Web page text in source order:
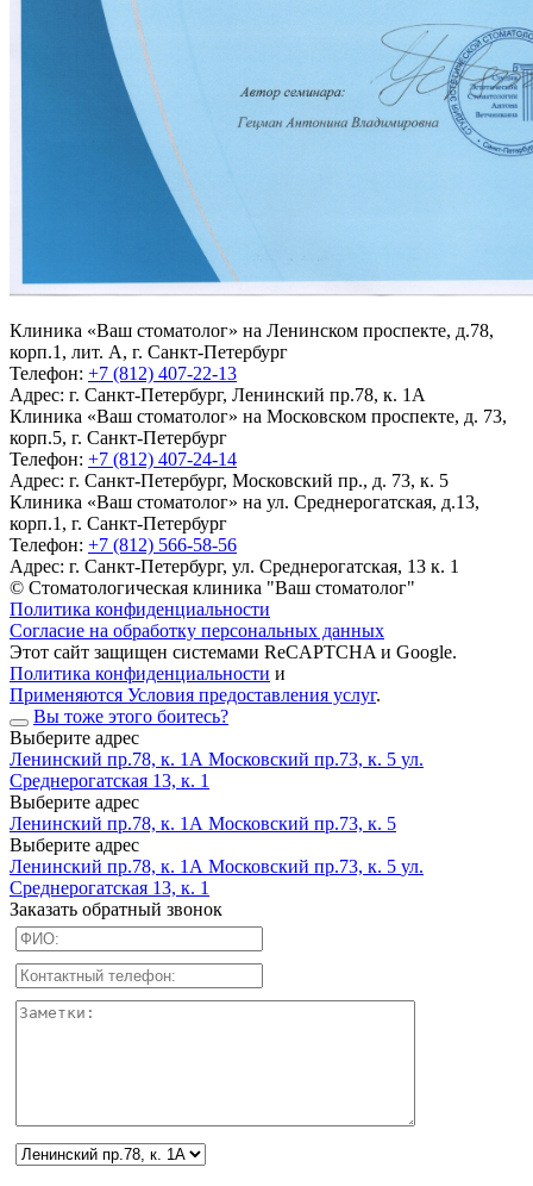
Клиника «Ваш стоматолог» на Ленинском проспекте, д.78,
корп.1, лит. А, г. Санкт-Петербург
Телефон: +7 (812) 407-22-13
Адрес: г. Санкт-Петербург, Ленинский пр.78, к. 1А
Клиника «Ваш стоматолог» на Московском проспекте, д. 73,
корп.5, г. Санкт-Петербург
Телефон: +7 (812) 407-24-14
Адрес: г. Санкт-Петербург, Московский пр., д. 73, к. 5
Клиника «Ваш стоматолог» на ул. Среднерогатская, д.13,
корп.1, г. Санкт-Петербург
Телефон: +7 (812) 566-58-56
Адрес: г. Санкт-Петербург, ул. Среднерогатская, 13 к. 1
© Стоматологическая клиника "Ваш стоматолог"
Политика конфиденциальности
Согласие на обработку персональных данных
Этот сайт защищен системами ReCAPTCHA и Google.
Политика конфиденциальности и
Применяются Условия предоставления услуг.
Вы тоже этого боитесь?
Выберите адрес
Ленинский пр.78, к. 1А Московский пр.73, к. 5 ул.
Среднерогатская 13, к. 1
Выберите адрес
Ленинский пр.78, к. 1А Московский пр.73, к. 5
Выберите адрес
Ленинский пр.78, к. 1А Московский пр.73, к. 5 ул.
Среднерогатская 13, к. 1
Заказать обратный звонок